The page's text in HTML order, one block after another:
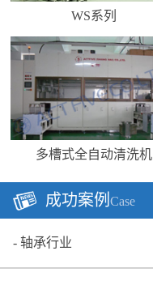
WS系列
多槽式全自动清洗机
成功案例 Case
轴承行业